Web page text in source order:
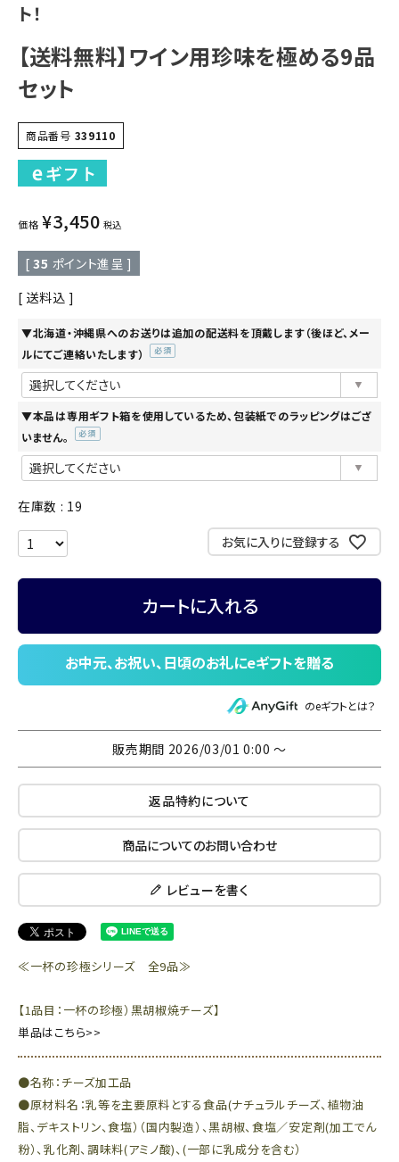
ト！
【送料無料】ワイン用珍味を極める9品
セット
商品番号 339110
価格 ¥3,450 税込
[ 35 ポイント進呈 ]
送料込
▼北海道・沖縄県へのお送りは追加の配送料を頂戴します（後ほど、メー
ルにてご連絡いたします）
▼本品は専用ギフト箱を使用しているため、包装紙でのラッピングはござ
いません。
須)
在庫数
19
お気に入りに登録する
カートに入れる
のeギフトとは？
販売期間 2026/03/01 0:00 〜
返品特約について
商品についてのお問い合わせ
レビューを書く
≪一杯の珍極シリーズ 全9品≫
【1品目：一杯の珍極）黒胡椒焼チーズ】
単品はこちら>>
●名称：チーズ加工品
●原材料名：乳等を主要原料とする食品(ナチュラルチーズ、植物油
脂、デキストリン、食塩）（国内製造）、黒胡椒、食塩／安定剤(加工でん
粉）、乳化剤、調味料(アミノ酸)、(一部に乳成分を含む）